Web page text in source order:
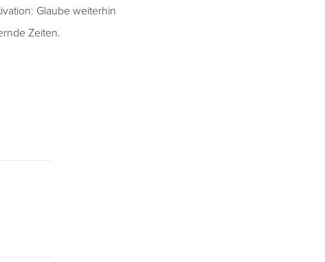
Glaube weiterhin
Zeiten.